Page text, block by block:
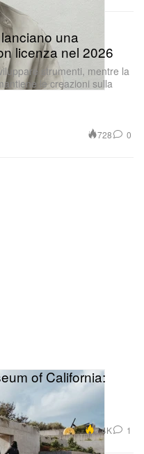
una
licenza nel 2026
strumenti, mentre la
le creazioni sulla
728 0
of California:
2.4K 1